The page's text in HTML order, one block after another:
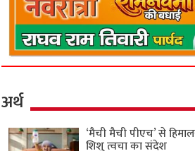
अर्थ
‘मैची मैची पीएच’ से
शिशु त्वचा का संदेश